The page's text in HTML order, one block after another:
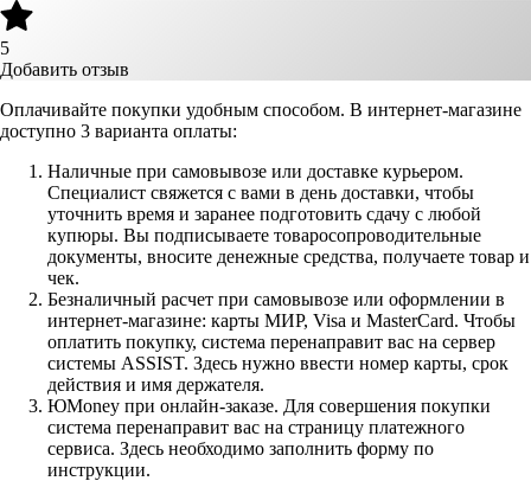
5
Добавить отзыв
Оплачивайте покупки удобным способом. В интернет-магазине
доступно 3 варианта оплаты:
Наличные при самовывозе или доставке курьером.
Специалист свяжется с вами в день доставки, чтобы
уточнить время и заранее подготовить сдачу с любой
купюры. Вы подписываете товаросопроводительные
документы, вносите денежные средства, получаете товар и
чек.
Безналичный расчет при самовывозе или оформлении в
интернет-магазине: карты МИР, Visa и MasterCard. Чтобы
оплатить покупку, система перенаправит вас на сервер
системы ASSIST. Здесь нужно ввести номер карты, срок
действия и имя держателя.
ЮMoney при онлайн-заказе. Для совершения покупки
система перенаправит вас на страницу платежного
сервиса. Здесь необходимо заполнить форму по
инструкции.